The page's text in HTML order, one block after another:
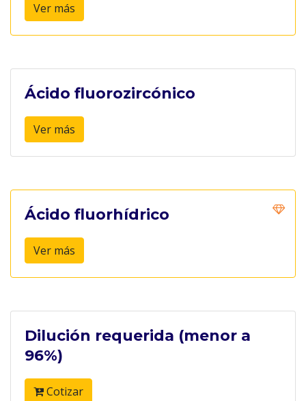
Ver más
Ácido fluorozircónico
Ver más
Ácido fluorhídrico
Ver más
Dilución requerida (menor a
96%)
Cotizar